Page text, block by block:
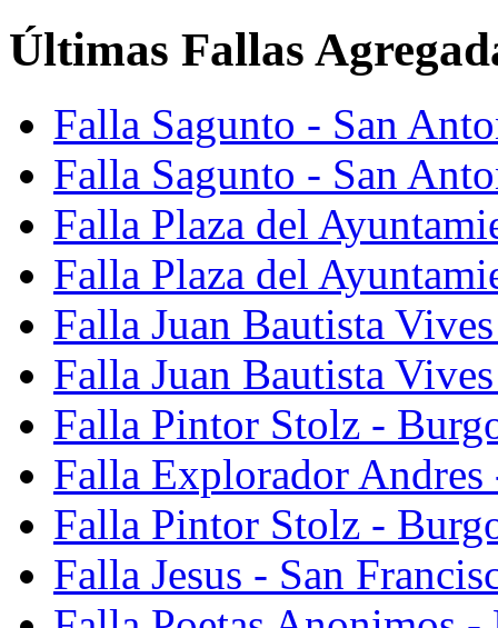
Últimas Fallas
Falla Sagunto - San
Falla Sagunto - San
Falla Plaza del
Falla Plaza del
Falla Juan Bautista
Falla Juan Bautista
Falla Pintor Stolz -
Falla Explorador Andres
Falla Pintor Stolz -
Falla Jesus - San